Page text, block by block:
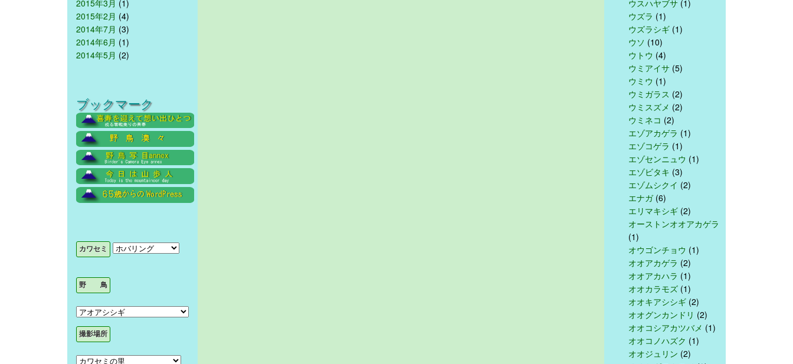
2015年3月 (1)
2015年2月 (4)
2014年7月 (3)
2014年6月 (1)
2014年5月 (2)
ブックマーク
ウスハヤブサ (1)
ウズラ (1)
ウズラシギ (1)
ウソ (10)
ウトウ (4)
ウミアイサ (5)
ウミウ (1)
ウミガラス (2)
ウミスズメ (2)
ウミネコ (2)
エゾアカゲラ (1)
エゾコゲラ (1)
エゾセンニュウ (1)
エゾビタキ (3)
エゾムシクイ (2)
エナガ(6)
エリマキシギ (2)
オーストンオオアカゲラ
(1)
オウゴンチョウ (1)
オオアカゲラ (2)
オオアカハラ (1)
オオカラモズ (1)
オオキアシシギ (2)
オオグンカンドリ (2)
オオコシアカツバメ (1)
オオコノハズク (1)
オオジュリン (2)